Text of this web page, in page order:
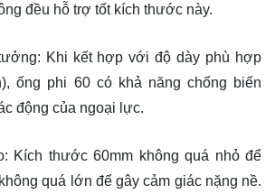
đều hỗ trợ tốt kích thước này.
Khi kết hợp với độ dày phù hợp
ống phi 60 có khả năng chống biến
động của ngoại lực.
Kích thước 60mm không quá nhỏ để
quá lớn để gây cảm giác nặng nề.